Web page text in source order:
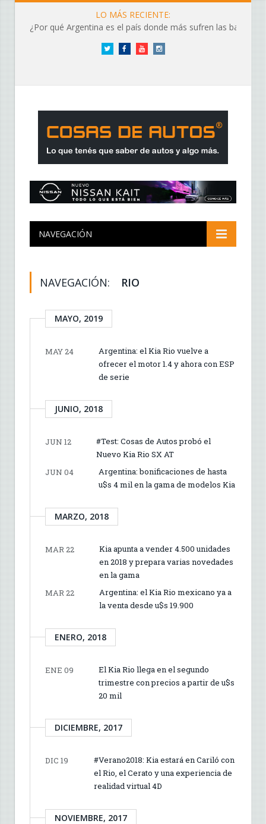
LO MÁS RECIENTE:
¿Por qué Argentina es el país donde más sufren las baterías?
Twitter FacebookYouTubeInstagram
NAVEGACIÓN
NAVEGACIÓN: RIO
MAYO, 2019
MAY 24
Argentina: el Kia Rio vuelve a
ofrecer el motor 1.4 y ahora con ESP
de serie
JUNIO, 2018
JUN 12
#Test: Cosas de Autos probó el
Nuevo Kia Rio SX AT
JUN 04
Argentina: bonificaciones de hasta
u$s 4 mil en la gama de modelos Kia
MARZO, 2018
MAR 22
Kia apunta a vender 4.500 unidades
en 2018 y prepara varias novedades
en la gama
MAR 22
Argentina: el Kia Rio mexicano ya a
la venta desde u$s 19.900
ENERO, 2018
ENE 09
El Kia Rio llega en el segundo
trimestre con precios a partir de u$s
20 mil
DICIEMBRE, 2017
DIC 19
#Verano2018: Kia estará en Cariló con
el Rio, el Cerato y una experiencia de
realidad virtual 4D
NOVIEMBRE, 2017